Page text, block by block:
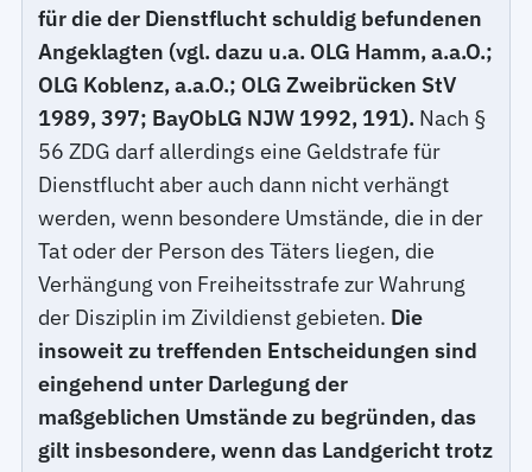
für die der Dienstflucht schuldig befundenen
Angeklagten (vgl. dazu u.a. OLG Hamm, a.a.O.;
OLG Koblenz, a.a.O.; OLG Zweibrücken StV
1989, 397; BayObLG NJW 1992, 191). Nach §
56 ZDG darf allerdings eine Geldstrafe für
Dienstflucht aber auch dann nicht verhängt
werden, wenn besondere Umstände, die in der
Tat oder der Person des Täters liegen, die
Verhängung von Freiheitsstrafe zur Wahrung
der Disziplin im Zivildienst gebieten. Die
insoweit zu treffenden Entscheidungen sind
eingehend unter Darlegung der
maßgeblichen Umstände zu begründen, das
gilt insbesondere, wenn das Landgericht trotz